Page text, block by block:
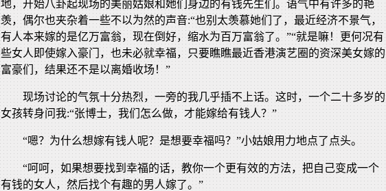
地，开始八卦起现场的美丽姑娘和她们身边的有钱先生们。语气中有许多的艳
羡，偶尔也夹杂着一些不以为然的声音:“也别太羡慕她们了，最近经济不景气，
有人本来嫁的是亿万富翁，现在倒好，缩水为百万富翁了。”“就是嘛！更何况有
些女人即使嫁入豪门，也未必就幸福，只要瞧瞧最近香港演艺圈的资深美女嫁的
富豪们，结果还不是以离婚收场！”
现场讨论的气氛十分热烈，一旁的我几乎插不上话。这时，一个二十多岁的
女孩转身问我:“张博士，我们怎么做，才能嫁给有钱人？”
“嗯？为什么想嫁有钱人呢？是想要幸福吗？”小姑娘用力地点了点头。
“呵呵，如果想要找到幸福的话，教你一个更有效的方法，把自己变成一个
有钱的女人，然后找个有趣的男人嫁了。”